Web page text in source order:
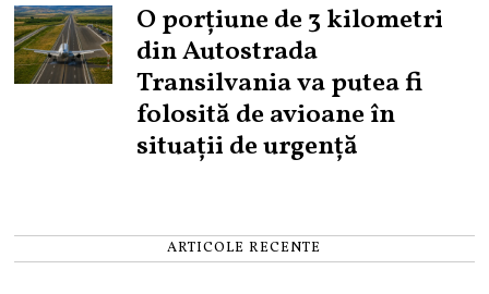
O porțiune de 3 kilometri
din Autostrada
Transilvania va putea fi
folosită de avioane în
situații de urgență
ARTICOLE RECENTE